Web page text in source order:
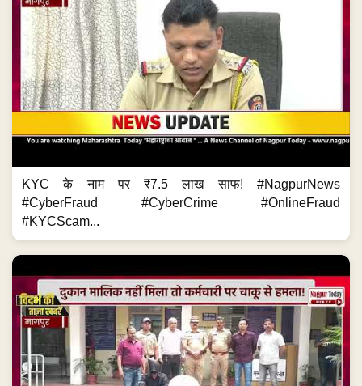
KYC के नाम पर ₹7.5 लाख साफ! #NagpurNews
#CyberFraud #CyberCrime #OnlineFraud
#KYCScam...